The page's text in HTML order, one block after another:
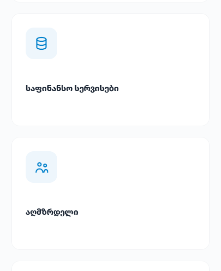
საფინანსო სერვისები
აღმზრდელი